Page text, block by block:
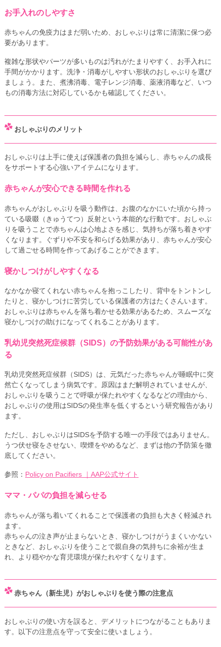
お手入れのしやすさ
赤ちゃんの免疫力はまだ弱いため、おしゃぶりは常に清潔に保つ必
要があります。
複雑な形状やパーツが多いものは汚れがたまりやすく、お手入れに
手間がかかります。洗浄・消毒がしやすい形状のおしゃぶりを選び
ましょう。また、煮沸消毒、電子レンジ消毒、薬液消毒など、いつ
もの消毒方法に対応しているかも確認してください。
おしゃぶりのメリット
おしゃぶりは上手に使えば保護者の負担を減らし、赤ちゃんの成長
をサポートする心強いアイテムになります。
赤ちゃんが安心できる時間を作れる
赤ちゃんがおしゃぶりを吸う動作は、お腹のなかにいた頃から持っ
ている吸啜（きゅうてつ）反射という本能的な行動です。おしゃぶ
りを吸うことで赤ちゃんは心地よさを感じ、気持ちが落ち着きやす
くなります。ぐずりや不安を和らげる効果があり、赤ちゃんが安心
して過ごせる時間を作ってあげることができます。
寝かしつけがしやすくなる
なかなか寝てくれない赤ちゃんを抱っこしたり、背中をトントンし
たりと、寝かしつけに苦労している保護者の方はたくさんいます。
おしゃぶりは赤ちゃんを落ち着かせる効果があるため、スムーズな
寝かしつけの助けになってくれることがあります。
乳幼児突然死症候群（SIDS）の予防効果がある可能性があ
る
乳幼児突然死症候群（SIDS）は、元気だった赤ちゃんが睡眠中に突
然亡くなってしまう病気です。原因はまだ解明されていませんが、
おしゃぶりを吸うことで呼吸が保たれやすくなるなどの理由から、
おしゃぶりの使用はSIDSの発生率を低くするという研究報告があり
ます。
ただし、おしゃぶりはSIDSを予防する唯一の手段ではありません。
うつ伏せ寝をさせない、喫煙をやめるなど、まずは他の予防策を徹
底してください。
参照： Policy on Pacifiers ｜AAP公式サイト
ママ・パパの負担を減らせる
赤ちゃんが落ち着いてくれることで保護者の負担も大きく軽減され
ます。
赤ちゃんの泣き声が止まらないとき、寝かしつけがうまくいかない
ときなど、おしゃぶりを使うことで親自身の気持ちに余裕が生ま
れ、より穏やかな育児環境が保たれやすくなります。
赤ちゃん（新生児）がおしゃぶりを使う際の注意点
おしゃぶりの使い方を誤ると、デメリットにつながることもありま
す。以下の注意点を守って安全に使いましょう。